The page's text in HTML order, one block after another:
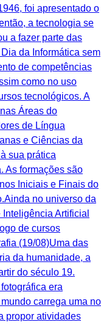
foi apresentado o
a tecnologia se
a fazer parte das
da Informática sem
de competências
como no uso
tecnológicos. A
Áreas do
de Língua
e Ciências da
sua prática
As formações são
Iniciais e Finais do
no universo da
Artificial
de cursos
(19/08)Uma das
da humanidade, a
do século 19.
era
carrega uma no
propor atividades